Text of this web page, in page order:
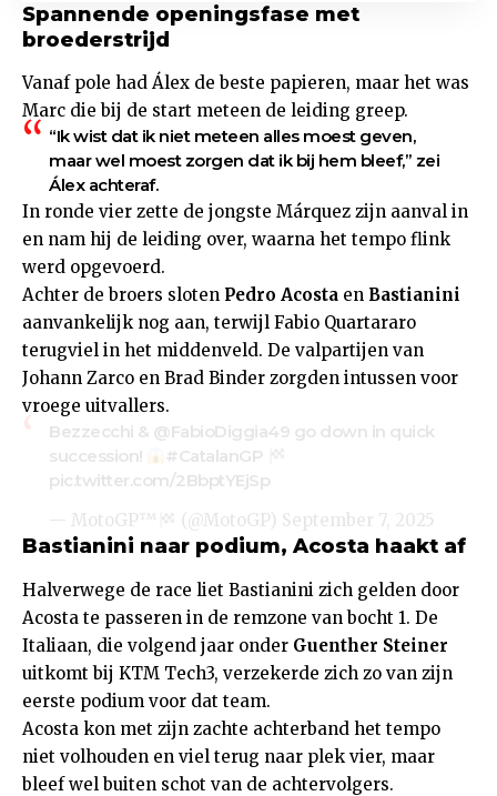
Spannende openingsfase met
broederstrijd
Vanaf pole had Álex de beste papieren, maar het was
Marc die bij de start meteen de leiding greep.
“Ik wist dat ik niet meteen alles moest geven,
maar wel moest zorgen dat ik bij hem bleef,” zei
Álex achteraf.
In ronde vier zette de jongste Márquez zijn aanval in
en nam hij de leiding over, waarna het tempo flink
werd opgevoerd.
Achter de broers sloten Pedro Acosta en Bastianini
aanvankelijk nog aan, terwijl Fabio Quartararo
terugviel in het middenveld. De valpartijen van
Johann Zarco en Brad Binder zorgden intussen voor
vroege uitvallers.
Bezzecchi & @FabioDiggia49 go down in quick
succession!
#CatalanGP
pic.twitter.com/2BbptYEjSp
— MotoGP™
(@MotoGP) September 7, 2025
Bastianini naar podium, Acosta haakt af
Halverwege de race liet Bastianini zich gelden door
Acosta te passeren in de remzone van bocht 1. De
Italiaan, die volgend jaar onder Guenther Steiner
uitkomt bij KTM Tech3, verzekerde zich zo van zijn
eerste podium voor dat team.
Acosta kon met zijn zachte achterband het tempo
niet volhouden en viel terug naar plek vier, maar
bleef wel buiten schot van de achtervolgers.